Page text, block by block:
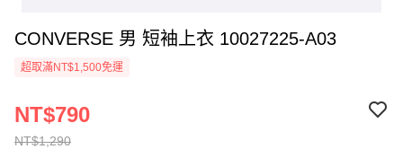
CONVERSE 男 短袖上衣 10027225-A03
超取滿NT$1,500免運
NT$1,290
NT$790